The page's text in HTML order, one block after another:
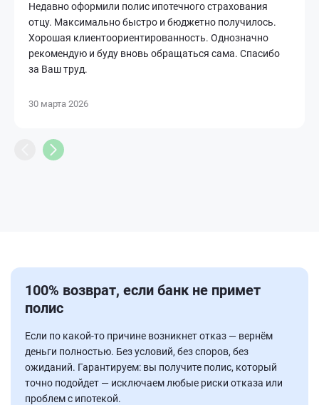
Недавно оформили полис ипотечного страхования
отцу. Максимально быстро и бюджетно получилось.
Хорошая клиентоориентированность. Однозначно
рекомендую и буду вновь обращаться сама. Спасибо
за Ваш труд.
30 марта 2026
100% возврат, если банк не примет
полис
Если по какой-то причине возникнет отказ — вернём
деньги полностью. Без условий, без споров, без
ожиданий. Гарантируем: вы получите полис, который
точно подойдет — исключаем любые риски отказа или
проблем с ипотекой.